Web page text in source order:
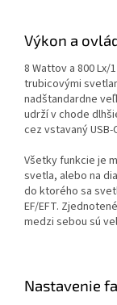
Výkon a
8 Wattov a 800
trubicovými
nadštandardne
udrží v chode
cez vstavaný
Všetky funkcie je
svetla, alebo na
do ktorého sa
EF/EFT.
medzi sebou sú
Nastavenie